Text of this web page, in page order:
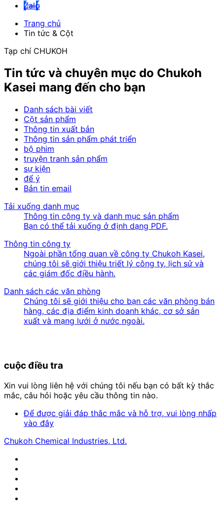
Zalo
Trang chủ
Tin tức & Cột
Tạp chí CHUKOH
Tin tức và chuyên mục do Chukoh
Kasei mang đến cho bạn
Danh sách bài viết
Cột sản phẩm
Thông tin xuất bản
Thông tin sản phẩm phát triển
bộ phim
truyện tranh sản phẩm
sự kiện
để ý
Bản tin email
Tải xuống danh mục
Thông tin công ty và danh mục sản phẩm
Bạn có thể tải xuống ở định dạng PDF.
Thông tin công ty
Ngoài phần tổng quan về công ty Chukoh Kasei,
chúng tôi sẽ giới thiệu triết lý công ty, lịch sử và
các giám đốc điều hành.
Danh sách các văn phòng
Chúng tôi sẽ giới thiệu cho bạn các văn phòng bán
hàng, các địa điểm kinh doanh khác, cơ sở sản
xuất và mạng lưới ở nước ngoài.
cuộc điều tra
Xin vui lòng liên hệ với chúng tôi nếu bạn có bất kỳ thắc
mắc, câu hỏi hoặc yêu cầu thông tin nào.
Để được giải đáp thắc mắc và hỗ trợ, vui lòng nhấp
vào đây
Chukoh Chemical Industries, Ltd.